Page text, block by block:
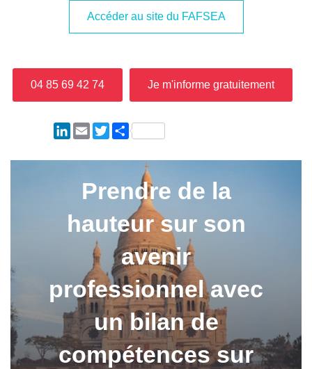
Accéder au site du FAFSEA
04 85 69 42 74⁩ Je m'informe gratuitement
LinkedIn
EmailTwitterPartager
Prendre de la
hauteur sur son
avenir
professionnel avec
un bilan de
compétences sur